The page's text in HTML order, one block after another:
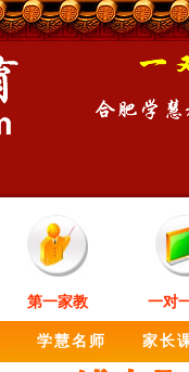
第一家教 一对
学慧名师 家长